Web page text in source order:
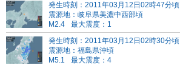
発生時刻：2011年03月12日02時47分頃
震源地：岐阜県美濃中西部頃
M2.4
最大震度：1
発生時刻：2011年03月12日02時30分頃
震源地：福島県沖頃
M5.1
最大震度：4